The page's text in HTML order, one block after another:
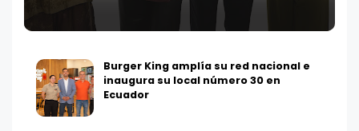
Burger King amplía su red nacional e
inaugura su local número 30 en
Ecuador